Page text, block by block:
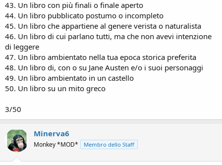
43. Un libro con più finali o finale aperto
44. Un libro pubblicato postumo o incompleto
45. Un libro che appartiene al genere verista o naturalista
46. Un libro di cui parlano tutti, ma che non avevi intenzione
di leggere
47. Un libro ambientato nella tua epoca storica preferita
48. Un libro di, con o su Jane Austen e/o i suoi personaggi
49. Un libro ambientato in un castello
50. Un libro su un mito greco
3/50
Minerva6
Monkey *MOD* Membro dello Staff